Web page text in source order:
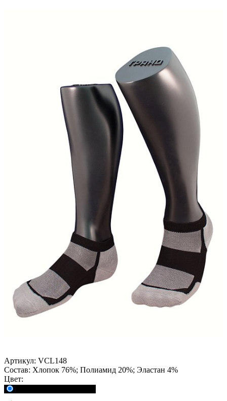
Артикул: VCL148
Состав: Хлопок 76%; Полиамид 20%; Эластан 4%
Цвет: